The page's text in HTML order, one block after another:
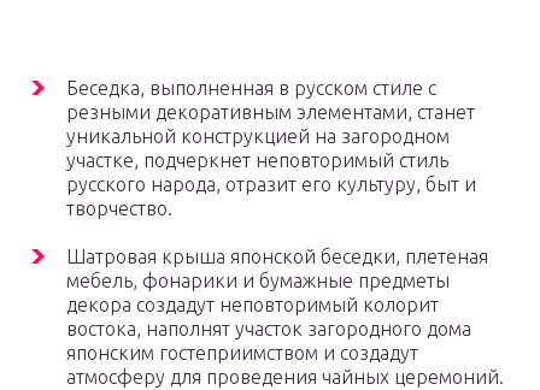
Беседка, выполненная в русском стиле с
резными декоративным элементами, станет
уникальной конструкцией на загородном
участке, подчеркнет неповторимый стиль
русского народа, отразит его культуру, быт и
творчество.
Шатровая крыша японской беседки, плетеная
мебель, фонарики и бумажные предметы
декора создадут неповторимый колорит
востока, наполнят участок загородного дома
японским гостеприимством и создадут
атмосферу для проведения чайных церемоний.